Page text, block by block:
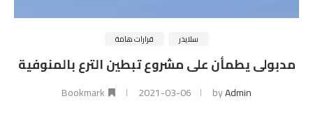
سلايدر قرارات هامة
مدبولى يطمأن على مشروع تبطين الترع بالمنوفية
byAdmin
2021-03-06
Bookmark